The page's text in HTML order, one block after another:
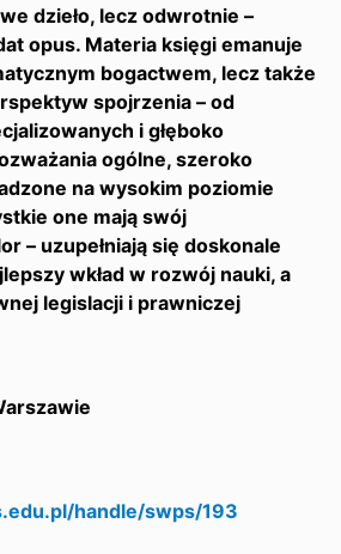
dzieło, lecz odwrotnie –
opus. Materia księgi emanuje
bogactwem, lecz także
spojrzenia – od
i głęboko
ogólne, szeroko
na wysokim poziomie
one mają swój
– uzupełniają się doskonale
wkład w rozwój nauki, a
legislacji i prawniczej
handle/swps/193